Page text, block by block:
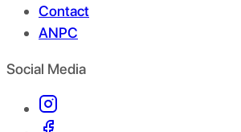
Contact
ANPC
Social Media